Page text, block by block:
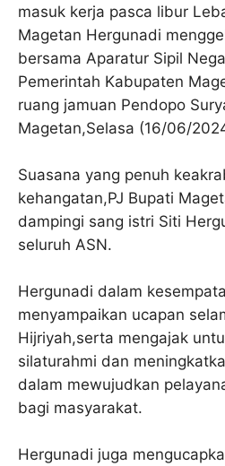
masuk kerja pasca libur
Magetan Hergunadi
bersama Aparatur Sipil
Pemerintah Kabupaten
ruang jamuan Pendopo
Magetan,Selasa (16/06/
Suasana yang penuh
kehangatan,PJ Bupati
dampingi sang istri Siti
seluruh ASN.
Hergunadi dalam
menyampaikan ucapan
Hijriyah,serta mengajak
silaturahmi dan
dalam mewujudkan
bagi masyarakat.
Hergunadi juga